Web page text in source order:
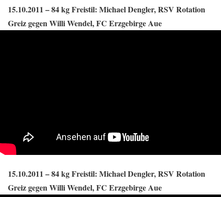
15.10.2011 – 84 kg Freistil: Michael Dengler, RSV Rotation
Greiz gegen Willi Wendel, FC Erzgebirge Aue
15.10.2011 – 84 kg Freistil: Michael Dengler, RSV Rotation
Greiz gegen Willi Wendel, FC Erzgebirge Aue